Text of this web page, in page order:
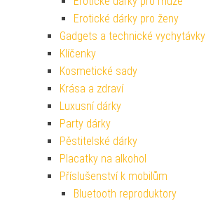
Erotické dárky pro ženy
Gadgets a technické vychytávky
Klíčenky
Kosmetické sady
Krása a zdraví
Luxusní dárky
Party dárky
Pěstitelské dárky
Placatky na alkohol
Příslušenství k mobilům
Bluetooth reproduktory